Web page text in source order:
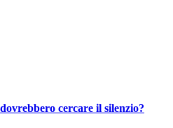
cercare il silenzio?